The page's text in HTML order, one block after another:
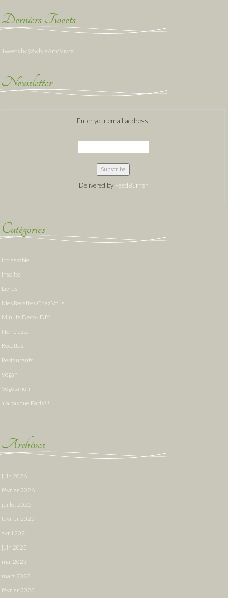
Derniers Tweets
Tweets by @SylvieArtdVivre
Newsletter
Enter your email address:
Delivered by FeedBurner
Catégories
Inclassable
Insolite
Livres
Mes Recettes Chez Vous
Minute Deco - DIY
Non classé
Recettes
Restaurants
Vegan
Végétarien
Y a pas que Paris !!!
Archives
juin 2026
février 2026
juillet 2025
février 2025
avril 2024
juin 2023
mai 2023
mars 2023
février 2023